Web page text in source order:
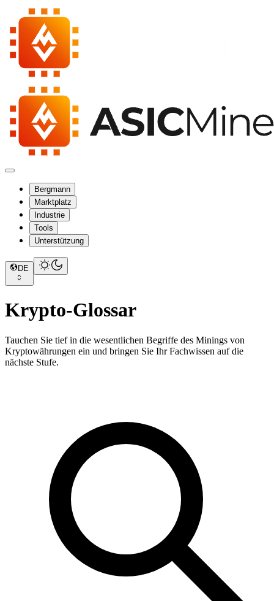
Bergmann
Marktplatz
Industrie
Tools
Unterstützung
DE
Krypto-Glossar
Tauchen Sie tief in die wesentlichen Begriffe des Minings von
Kryptowährungen ein und bringen Sie Ihr Fachwissen auf die
nächste Stufe.